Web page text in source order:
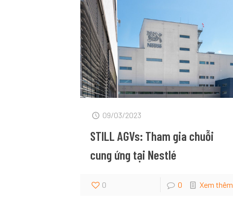
09/03/2023
STILL AGVs: Tham gia chuỗi
cung ứng tại Nestlé
0 0 Xem thêm